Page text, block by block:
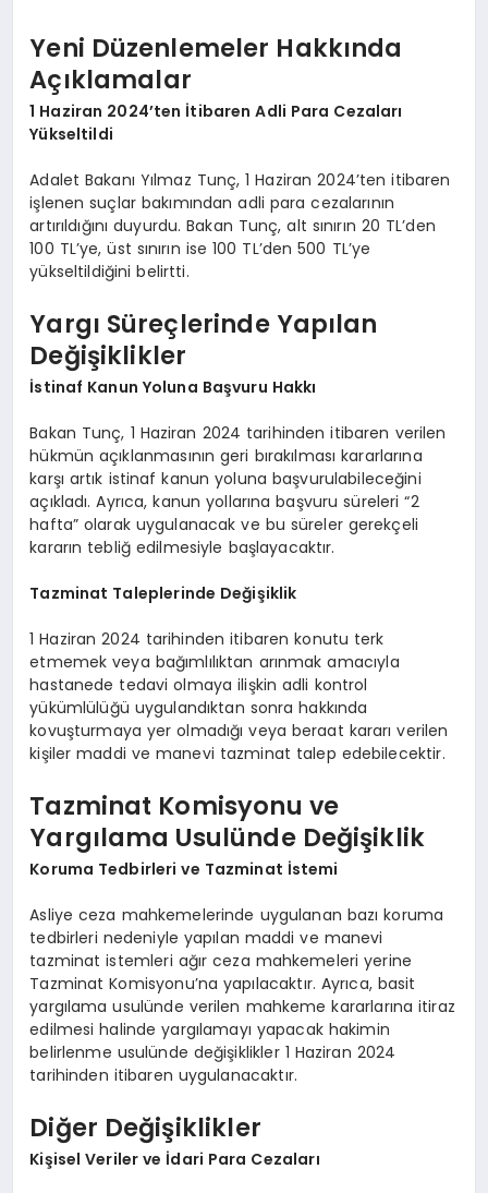
Yeni Düzenlemeler Hakkında
Açıklamalar
1 Haziran 2024’ten İtibaren Adli Para Cezaları
Yükseltildi
Adalet Bakanı Yılmaz Tunç, 1 Haziran 2024’ten itibaren
işlenen suçlar bakımından adli para cezalarının
artırıldığını duyurdu. Bakan Tunç, alt sınırın 20 TL’den
100 TL’ye, üst sınırın ise 100 TL’den 500 TL’ye
yükseltildiğini belirtti.
Yargı Süreçlerinde Yapılan
Değişiklikler
İstinaf Kanun Yoluna Başvuru Hakkı
Bakan Tunç, 1 Haziran 2024 tarihinden itibaren verilen
hükmün açıklanmasının geri bırakılması kararlarına
karşı artık istinaf kanun yoluna başvurulabileceğini
açıkladı. Ayrıca, kanun yollarına başvuru süreleri “2
hafta” olarak uygulanacak ve bu süreler gerekçeli
kararın tebliğ edilmesiyle başlayacaktır.
Tazminat Taleplerinde Değişiklik
1 Haziran 2024 tarihinden itibaren konutu terk
etmemek veya bağımlılıktan arınmak amacıyla
hastanede tedavi olmaya ilişkin adli kontrol
yükümlülüğü uygulandıktan sonra hakkında
kovuşturmaya yer olmadığı veya beraat kararı verilen
kişiler maddi ve manevi tazminat talep edebilecektir.
Tazminat Komisyonu ve
Yargılama Usulünde Değişiklik
Koruma Tedbirleri ve Tazminat İstemi
Asliye ceza mahkemelerinde uygulanan bazı koruma
tedbirleri nedeniyle yapılan maddi ve manevi
tazminat istemleri ağır ceza mahkemeleri yerine
Tazminat Komisyonu’na yapılacaktır. Ayrıca, basit
yargılama usulünde verilen mahkeme kararlarına itiraz
edilmesi halinde yargılamayı yapacak hakimin
belirlenme usulünde değişiklikler 1 Haziran 2024
tarihinden itibaren uygulanacaktır.
Diğer Değişiklikler
Kişisel Veriler ve İdari Para Cezaları